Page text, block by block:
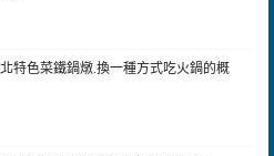
特色菜鐵鍋燉.換一種方式吃火鍋的概